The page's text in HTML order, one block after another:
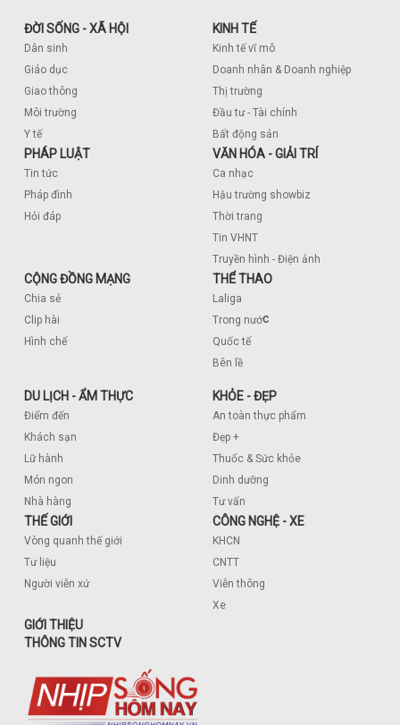
ĐỜI SỐNG - XÃ HỘI
Dân sinh
Giáo dục
Giao thông
Môi trường
Y tế
KINH TẾ
Kinh tế vĩ mô
Doanh nhân & Doanh nghiệp
Thị trường
Đầu tư - Tài chính
Bất động sản
PHÁP LUẬT
Tin tức
Pháp đình
Hỏi đáp
VĂN HÓA - GIẢI TRÍ
Ca nhạc
Hậu trường showbiz
Thời trang
Tin VHNT
Truyền hình - Điện ảnh
CỘNG ĐỒNG MẠNG
Chia sẻ
Clip hài
Hình chế
THỂ THAO
Laliga
Trong nước
Quốc tế
Bên lề
DU LỊCH - ẨM THỰC
Điểm đến
Khách sạn
Lữ hành
Món ngon
Nhà hàng
KHỎE - ĐẸP
An toàn thực phẩm
Đẹp +
Thuốc & Sức khỏe
Dinh dưỡng
Tư vấn
THẾ GIỚI
Vòng quanh thế giới
Tư liệu
Người viễn xứ
CÔNG NGHỆ - XE
KHCN
CNTT
Viễn thông
Xe
GIỚI THIỆU
THÔNG TIN SCTV